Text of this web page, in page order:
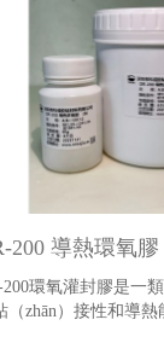
200 導熱環氧膠
200環氧灌封膠是一
（zhān）接性和導